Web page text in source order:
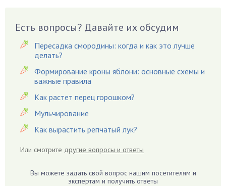
Вредители
Гардения
Гацания
Гвоздики
Георгины
Герань
Гиацинт
Гибискус
Гладиолусы
Есть вопросы? Давайте их обсудим
Пересадка смородины: когда и как это лучше
делать?
Формирование кроны яблони: основные схемы и
важные правила
Как растет перец горошком?
Мульчирование
Как вырастить репчатый лук?
Или смотрите другие вопросы и ответы
Вы можете задать свой вопрос нашим посетителям и
экспертам и получить ответы